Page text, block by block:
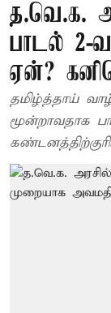
த.வெ.க.
பாடல் 2-
ஏன்?
தமிழ்த்தாய்
மூன்றாவதாக